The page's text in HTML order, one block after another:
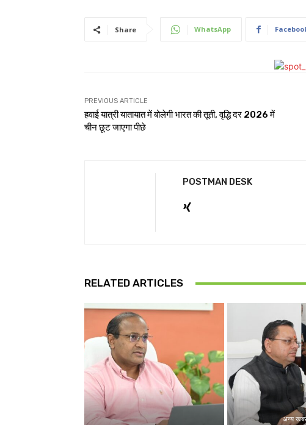
Share WhatsApp
PREVIOUS ARTICLE
हवाई यात्री यातायात में बोलेगी भारत की तूती, वृद्धि दर 2026 में
चीन छूट जाएगा पीछे
POSTMAN DESK
RELATED ARTICLES
अन्य